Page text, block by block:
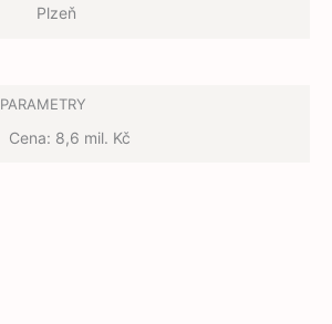
Plzeň
PARAMETRY
Cena: 8,6 mil. Kč